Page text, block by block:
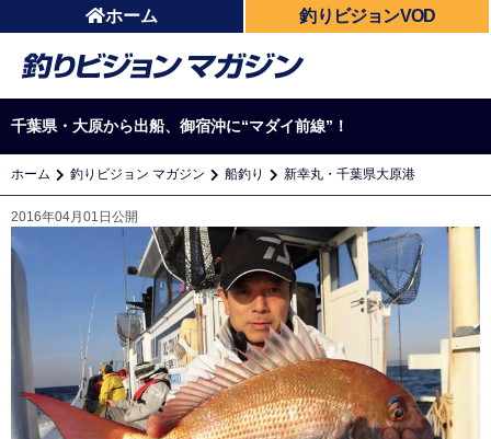
ホーム 釣りビジョンVOD
千葉県・大原から出船、御宿沖に“マダイ前線”！
ホーム 釣りビジョン マガジン 船釣り 新幸丸・千葉県大原港
2016年04月01日公開